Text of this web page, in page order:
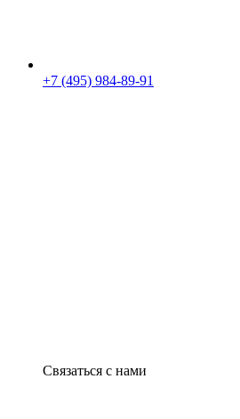
+7 (495) 984-89-91
Связаться с нами